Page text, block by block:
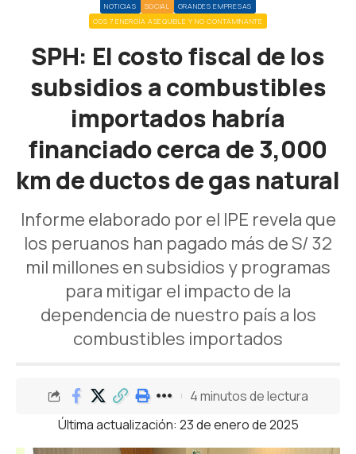
NOTICIAS SOCIAL
GRANDES EMPRESAS
ODS 7 ENERGÍA ASEQUIBLE Y NO CONTAMINANTE
SPH: El costo fiscal de los
subsidios a combustibles
importados habría
financiado cerca de 3,000
km de ductos de gas natural
Informe elaborado por el IPE revela que
los peruanos han pagado más de S/ 32
mil millones en subsidios y programas
para mitigar el impacto de la
dependencia de nuestro país a los
combustibles importados
Última actualización: 23 de enero de 2025
4 minutos de lectura